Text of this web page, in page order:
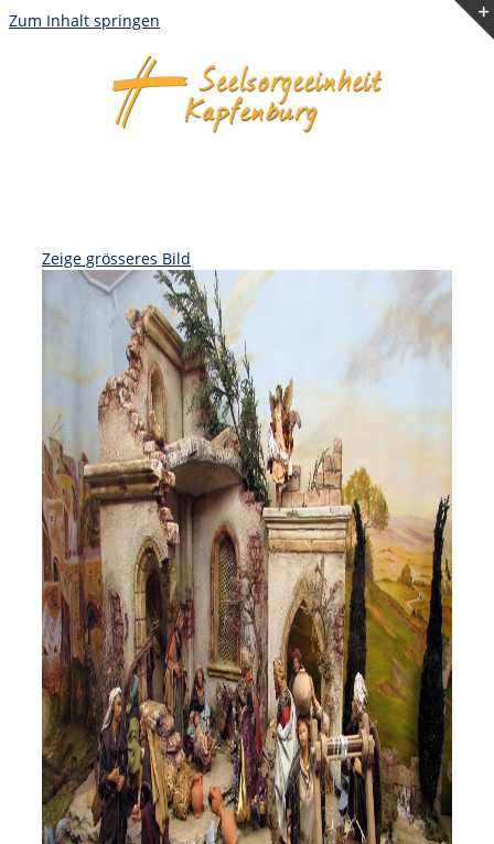
Zum Inhalt springen
Zeige grösseres Bild